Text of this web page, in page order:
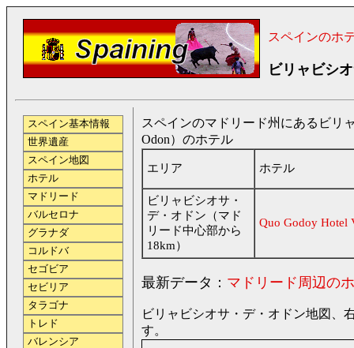
スペインのホ
ビリャビシ
スペインのマドリード州にあるビリ
Odon）のホテル
エリア ホテル
ビリャビシオサ・
デ・オドン（マド
リード中心部から
18km）
Quo Godoy Hotel
最新データ： マドリード周辺の
ビリャビシオサ・デ・オドン地図、
す。
スペイン基本情報
世界遺産
スペイン地図
ホテル
マドリード
バルセロナ
グラナダ
コルドバ
セゴビア
セビリア
タラゴナ
トレド
バレンシア